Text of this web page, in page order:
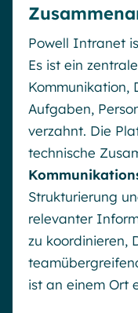
Powell Intranet
Es ist ein
Kommunikation,
Aufgaben,
verzahnt. Die
technische
Strukturierung
relevanter
zu koordinieren,
ist an einem Ort